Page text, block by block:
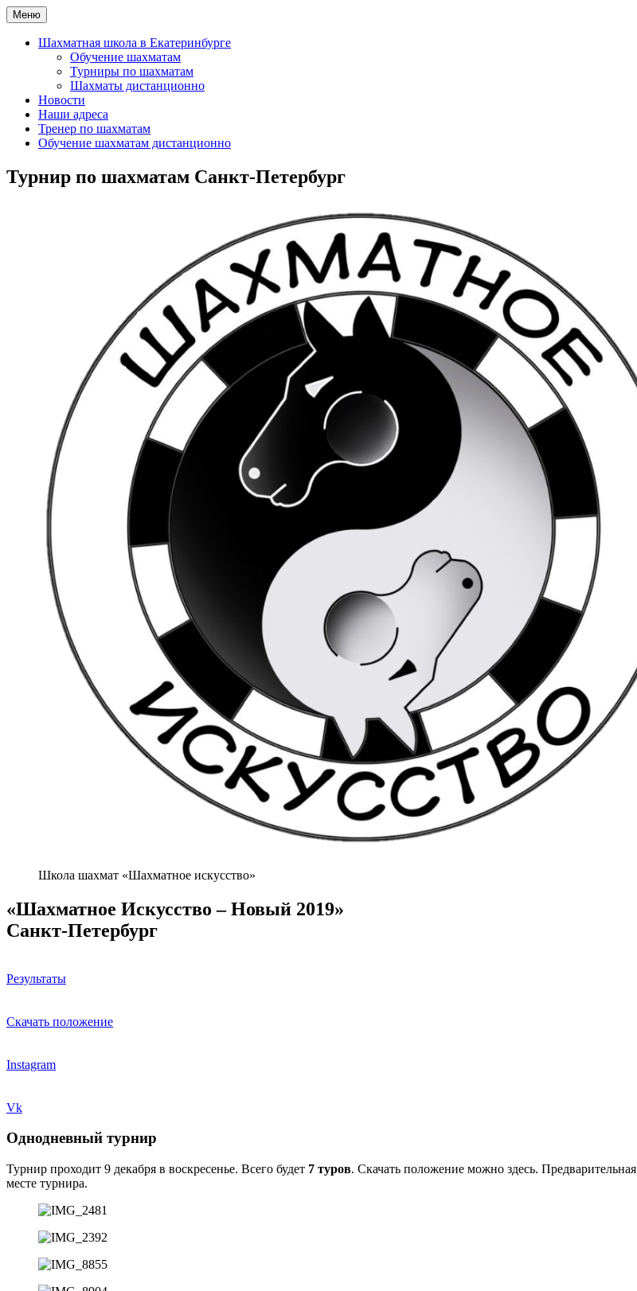
Перейти
к
содержимому
Шахматная школа Шахматное искусство
Шахматная школа в Москве, Санкт-Петербурге, Сочи и Екатеринбурге
Меню
Шахматная школа в Екатеринбурге
Обучение шахматам
Турниры по шахматам
Шахматы дистанционно
Новости
Наши адреса
Тренер по шахматам
Обучение шахматам дистанционно
Турнир по шахматам Санкт-Петербург
Школа шахмат «Шахматное искусство»
«Шахматное Искусство – Новый 2019»
Санкт-Петербург
Результаты
Скачать положение
Instagram
Vk
Однодневный турнир
Турнир проходит 9 декабря в воскресенье. Всего будет 7 туров. Скачать положение можно здесь. Предварительная
месте турнира.